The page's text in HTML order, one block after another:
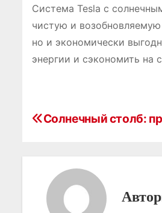
Система Tesla с
чистую и
но и экономически
энергии и сэкономить на
НСолнечный столб: